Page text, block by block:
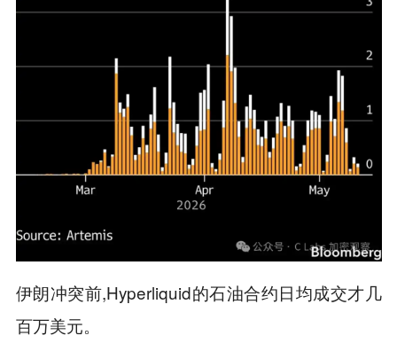
伊朗冲突前,Hyperliquid的石油合约日均成交才几
百万美元。